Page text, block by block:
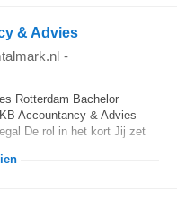
& Advies
-
Rotterdam Bachelor
Accountancy & Advies
De rol in het kort Jij zet